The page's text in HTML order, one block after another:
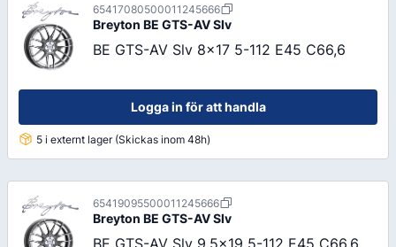
65417080500011245666
Breyton BE GTS-AV Slv
BE GTS-AV Slv 8x17 5-112 E45 C66,6
Logga in för att handla
5 i externt lager (Skickas inom 48h)
65419095500011245666
Breyton BE GTS-AV Slv